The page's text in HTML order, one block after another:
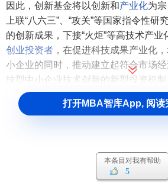
因此，创新基金将以创新和产业化为
上联“八六三”、“攻关”等国家指令性
的创新成果，下接“火炬”等高技术产
创业投资者 ，在促进科技成果产业化
小企业的同时，推动建立起符合市场
技型中小企业技术创新的新型投资机制
科技型中小企业技术创新基
1、符合国家产业、技术政策，技术
强，技术处于国内领先水平。
打开MBA智库App, 阅读
本条目对我有帮助
5